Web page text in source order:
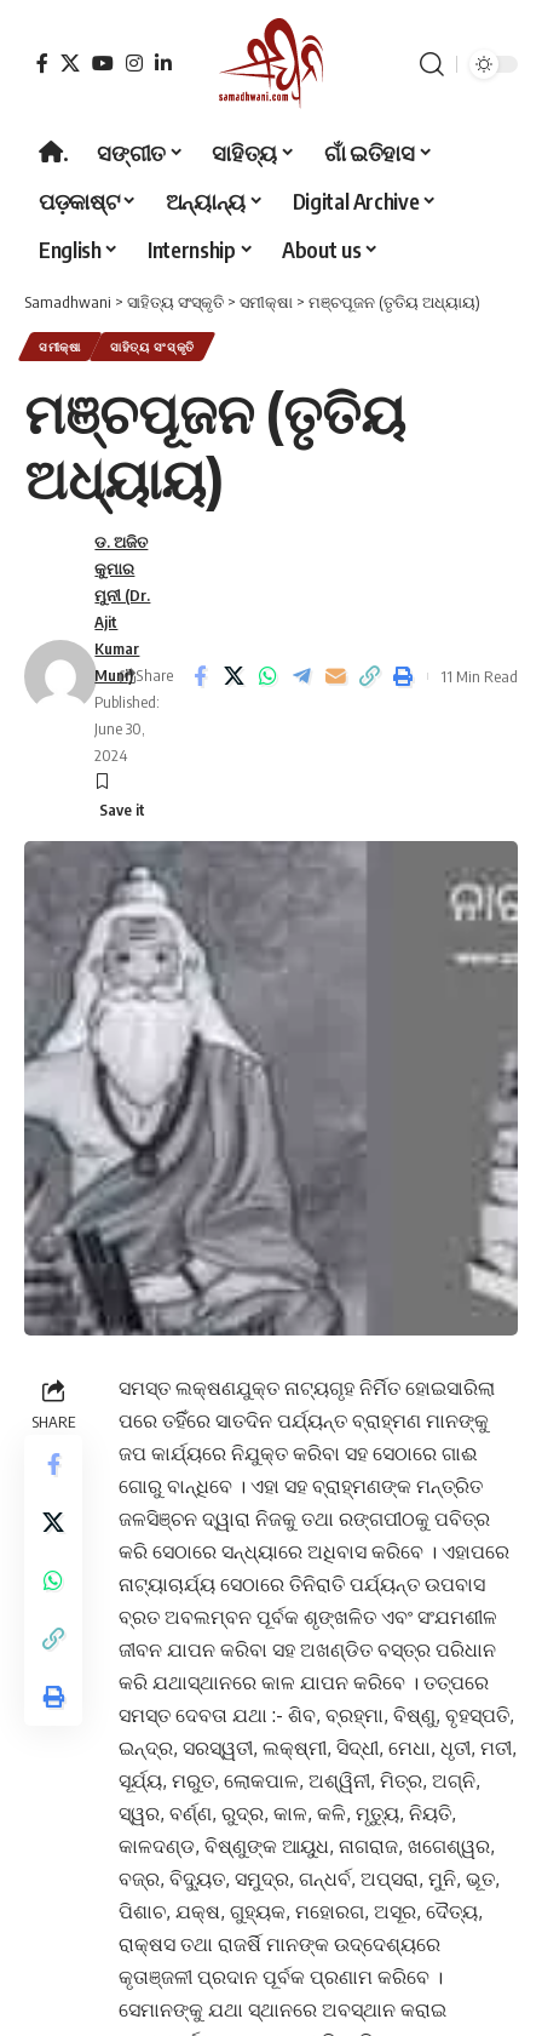
. ସଙ୍ଗୀତ ସାହିତ୍ୟ
ଗାଁ ଇତିହାସ
ପଡ଼କାଷ୍ଟ
ଅନ୍ୟାନ୍ୟ
Digital Archive
English
Internship About us
Samadhwani > ସାହିତ୍ୟ ସଂସ୍କୃତି > ସମୀକ୍ଷା > ମଞ୍ଚପୂଜନ (ତୃତିୟ ଅଧ୍ୟାୟ)
ସମୀକ୍ଷା ସାହିତ୍ୟ ସଂସ୍କୃତି
ମଞ୍ଚପୂଜନ (ତୃତିୟ
ଅଧ୍ୟାୟ)
ଡ. ଅଜିତ
କୁମାର
ମୁନୀ (Dr.
Ajit
Kumar
Muni)
Published:
June 30,
2024
Share 11 Min Read
SHARE
ସମସ୍ତ ଲକ୍ଷଣଯୁକ୍ତ ନାଟ୍ୟଗୃହ ନିର୍ମିତ ହୋଇସାରିଲା
ପରେ ତହିିଁରେ ସାତଦିନ ପର୍ଯ୍ୟନ୍ତ ବ୍ରାହ୍ମଣ ମାନଙ୍କୁ
ଜପ କାର୍ଯ୍ୟରେ ନିଯୁକ୍ତ କରିବା ସହ ସେଠାରେ ଗାଈ
ଗୋରୁ ବାନ୍ଧିବେ । ଏହା ସହ ବ୍ରାହ୍ମଣଙ୍କ ମନ୍ତ୍ରିତ
ଜଳସିଞ୍ଚନ ଦ୍ୱାରା ନିଜକୁ ତଥା ରଙ୍ଗପୀଠକୁ ପବିତ୍ର
କରି ସେଠାରେ ସନ୍ଧ୍ୟାରେ ଅଧିବାସ କରିବେ । ଏହାପରେ
ନାଟ୍ୟାଚାର୍ଯ୍ୟ ସେଠାରେ ତିନିରାତି ପର୍ଯ୍ୟନ୍ତ ଉପବାସ
ବ୍ରତ ଅବଲମ୍ବନ ପୂର୍ବକ ଶୃଙ୍ଖଳିତ ଏବଂ ସଂଯମଶୀଳ
ଜୀବନ ଯାପନ କରିବା ସହ ଅଖଣ୍ଡିତ ବସ୍ତ୍ର ପରିଧାନ
କରି ଯଥାସ୍ଥାନରେ କାଳ ଯାପନ କରିବେ । ତତ୍ପରେ
ସମସ୍ତ ଦେବତା ଯଥା :- ଶିବ, ବ୍ରହ୍ମା, ବିଷ୍ଣୁ, ବୃହସ୍ପତି,
ଇନ୍ଦ୍ର, ସରସ୍ୱତୀ, ଲକ୍ଷ୍ମୀ, ସିଦ୍ଧୀ, ମେଧା, ଧୃତୀ, ମତୀ,
ସୂର୍ଯ୍ୟ, ମରୁତ, ଲୋକପାଳ, ଅଶ୍ୱିନୀ, ମିତ୍ର, ଅଗ୍ନି,
ସ୍ୱର, ବର୍ଣ୍ଣ, ରୁଦ୍ର, କାଳ, କଳି, ମୃତ୍ୟୁ, ନିୟତି,
କାଳଦଣ୍ଡ, ବିଷ୍ଣୁଙ୍କ ଆୟୁଧ, ନାଗରାଜ, ଖଗେଶ୍ୱର,
ବଜ୍ର, ବିଦ୍ୟୁତ, ସମୁଦ୍ର, ଗନ୍ଧର୍ବ, ଅପ୍ସରା, ମୁନି, ଭୂତ,
ପିଶାଚ, ଯକ୍ଷ, ଗୁହ୍ୟକ, ମହୋରଗ, ଅସୂର, ଦୈତ୍ୟ,
ରାକ୍ଷସ ତଥା ରାଜର୍ଷି ମାନଙ୍କ ଉଦ୍ଦେଶ୍ୟରେ
କୃତାଞ୍ଜଳୀ ପ୍ରଦାନ ପୂର୍ବକ ପ୍ରଣାମ କରିବେ ।
ସେମାନଙ୍କୁ ଯଥା ସ୍ଥାନରେ ଅବସ୍ଥାନ କରାଇ